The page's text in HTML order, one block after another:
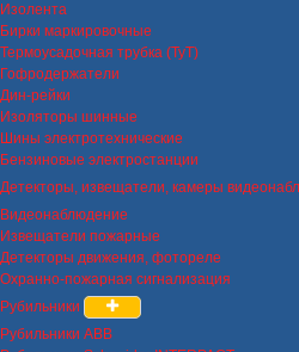
Изолента
Бирки маркировочные
Термоусадочная трубка (ТуТ)
Гофродержатели
Дин-рейки
Изоляторы шинные
Шины электротехнические
Бензиновые электростанции
Детекторы, извещатели, камеры
Видеонаблюдение
Извещатели пожарные
Детекторы движения, фотореле
Охранно-пожарная сигнализация
Рубильники
Рубильники ABB